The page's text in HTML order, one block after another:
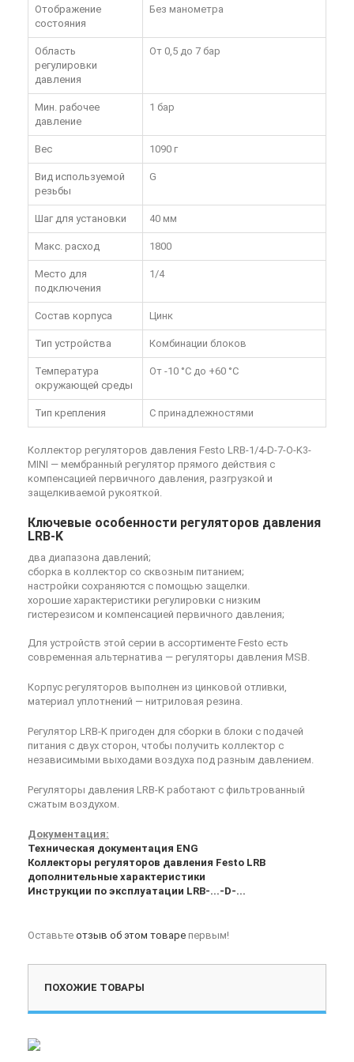
Отображение
состояния
Без манометра
Область
регулировки
давления
От 0,5 до 7 бар
Мин. рабочее
давление
1 бар
Вес 1090 г
Вид используемой
резьбы
G
Шаг для установки 40 мм
Макс. расход 1800
Место для
подключения
1/4
Состав корпуса Цинк
Тип устройства Комбинации блоков
Температура
окружающей среды
От -10 °C до +60 °C
Тип крепления С принадлежностями
Коллектор регуляторов давления Festo LRB-1/4-D-7-O-K3-
MINI — мембранный регулятор прямого действия с
компенсацией первичного давления, разгрузкой и
защелкиваемой рукояткой.
Ключевые особенности регуляторов давления
LRB-K
два диапазона давлений;
сборка в коллектор со сквозным питанием;
настройки сохраняются с помощью защелки.
хорошие характеристики регулировки с низким
гистерезисом и компенсацией первичного давления;
Для устройств этой серии в ассортименте Festo есть
современная альтернатива — регуляторы давления MSB.
Корпус регуляторов выполнен из цинковой отливки,
материал уплотнений — нитриловая резина.
Регулятор LRB-K пригоден для сборки в блоки с подачей
питания с двух сторон, чтобы получить коллектор с
независимыми выходами воздуха под разным давлением.
Регуляторы давления LRB-K работают с фильтрованный
сжатым воздухом.
Документация:
Техническая документация ENG
Коллекторы регуляторов давления Festo LRB
дополнительные характеристики
Инструкции по эксплуатации LRB-...-D-...
Оставьте отзыв об этом товаре первым!
ПОХОЖИЕ ТОВАРЫ